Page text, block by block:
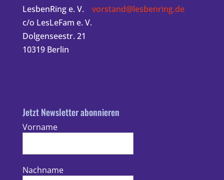
LesbenRing e. V.
c/o LesLeFam e. V.
Dolgenseestr. 21
10319 Berlin
vorstand@lesbenring.de
Jetzt Newsletter abonnieren
Vorname
Nachname